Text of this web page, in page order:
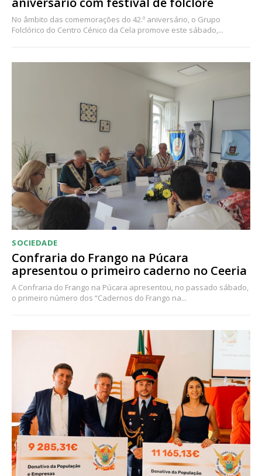
No âmbito das comemorações do 42.º aniversário, o Grupo
Folclórico do Centro Cénico da Cela promove este sábado,...
SOCIEDADE
Confraria do Frango na Púcara
apresentou o primeiro caderno no Ceeria
A Confraria do Frango na Púcara apresentou, no passado sábado,
o primeiro número dos “Cadernos do Frango na...